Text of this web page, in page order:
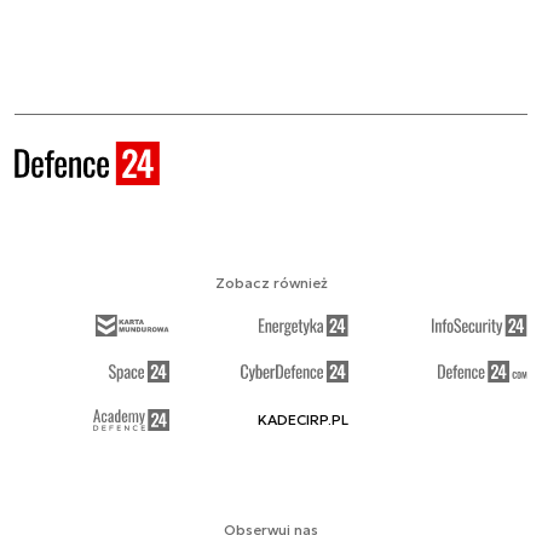
Obserwuj nas
Zobacz również
KADECIRP.PL